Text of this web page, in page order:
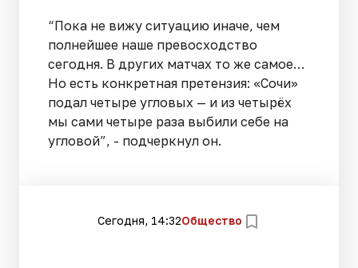
“Пока не вижу ситуацию иначе, чем
полнейшее наше превосходство
сегодня. В других матчах то же самое…
Но есть конкретная претензия: «Сочи»
подал четыре угловых — и из четырёх
мы сами четыре раза выбили себе на
угловой”, - подчеркнул он.
Сегодня, 14:32Общество